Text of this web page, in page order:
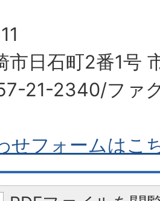
市日石町2番1号
21-2340/ファ
せフォームはこ